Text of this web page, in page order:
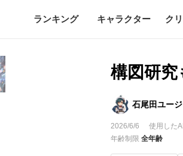
ランキング キャラクター ク
構図研
石尾田ユージ
2026/6/6 使用した
年齢制限全年齢